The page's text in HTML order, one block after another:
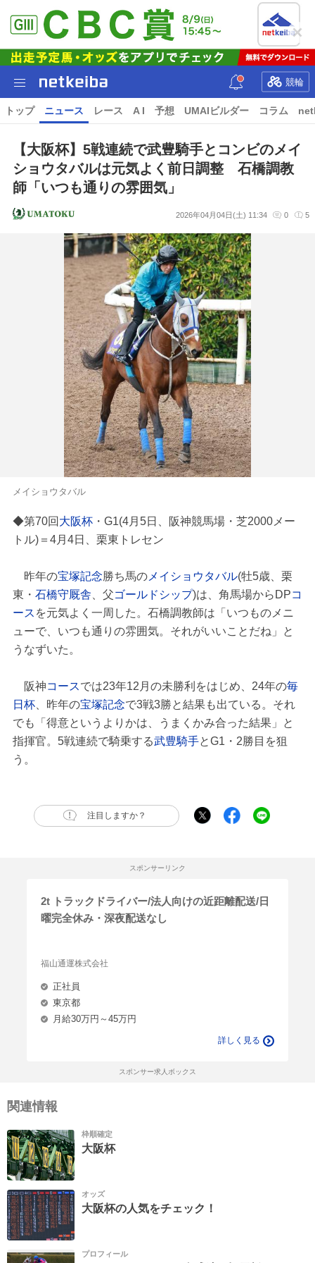
競輪
トップ ニュース レース A I 予想 UMAIビルダー コラム
【大阪杯】5戦連続で武豊騎手とコンビのメイ
ショウタバルは元気よく前日調整 石橋調教
師「いつも通りの雰囲気」
2026年04月04日(土) 11:34 0 5
メイショウタバル
◆第70回大阪杯 ・G1(4月5日、阪神競馬場・芝2000メー
トル)＝4月4日、栗東トレセン
昨年の宝塚記念勝ち馬の メイショウタバル(牡5歳、栗
東・ 石橋守厩舎 、父ゴールドシップ)は、角馬場からDPコ
ース を元気よく一周した。石橋調教師は「いつものメニ
ューで、いつも通りの雰囲気。それがいいことだね」と
うなずいた。
阪神コースでは23年12月の未勝利をはじめ、24年の毎
日杯 、昨年の宝塚記念で3戦3勝と結果も出ている。それ
でも「得意というよりかは、うまくかみ合った結果」と
指揮官。5戦連続で騎乗する武豊騎手とG1・2勝目を狙
う。
注目しますか？
スポンサーリンク
2t トラックドライバー/法人向けの近距離配送/日
曜完全休み・深夜配送なし
福山通運株式会社
正社員
東京都
月給30万円～45万円
詳しく見る
スポンサー求人ボックス
関連情報
枠順確定
大阪杯
オッズ
大阪杯の人気をチェック！
プロフィール